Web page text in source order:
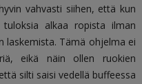
vahvasti siihen, että kun
alkaa ropista ilman
laskemista. Tämä ohjelma ei
eikä näin ollen ruokien
silti saisi vedellä buffeessa